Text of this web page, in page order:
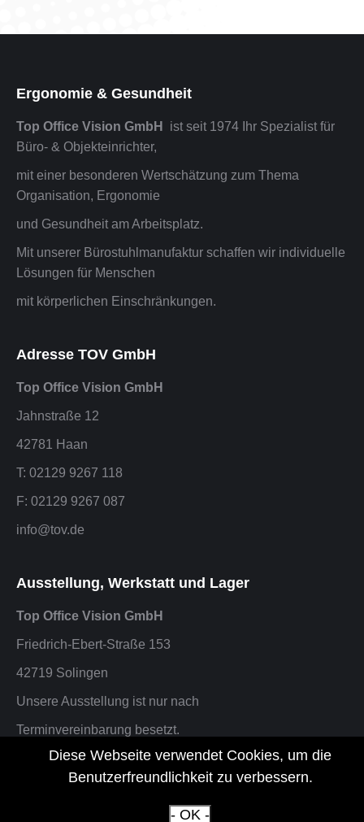
Ergonomie & Gesundheit
Top Office Vision GmbH
ist seit 1974 Ihr Spezialist für
Büro- & Objekteinrichter,
mit einer besonderen Wertschätzung zum Thema
Organisation, Ergonomie
und Gesundheit am Arbeitsplatz.
Mit unserer Bürostuhlmanufaktur schaffen wir individuelle
Lösungen für Menschen
mit körperlichen Einschränkungen.
Adresse TOV GmbH
Top Office Vision GmbH
Jahnstraße 12
42781 Haan
T: 02129 9267 118
F: 02129 9267 087
info@tov.de
Ausstellung, Werkstatt und Lager
Top Office Vision GmbH
Friedrich-Ebert-Straße 153
42719 Solingen
Unsere Ausstellung ist nur nach
Terminvereinbarung besetzt.
F: 02129 9267 087 oder info@tov.de
Diese Webseite verwendet Cookies, um die
Benutzerfreundlichkeit zu verbessern.
- OK -